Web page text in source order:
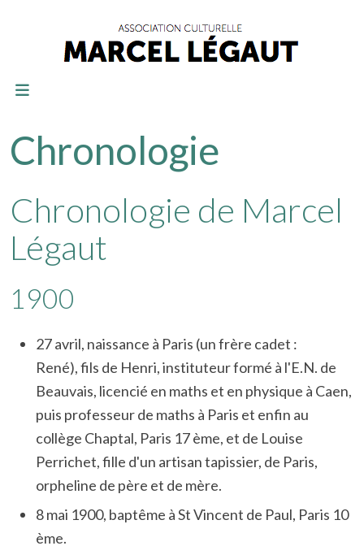
Chronologie
Chronologie de Marcel
Légaut
1900
27 avril, naissance à Paris (un frère cadet :
René), fils de Henri, instituteur formé à l'E.N. de
Beauvais, licencié en maths et en physique à Caen,
puis professeur de maths à Paris et enfin au
collège Chaptal, Paris 17 ème, et de Louise
Perrichet, fille d'un artisan tapissier, de Paris,
orpheline de père et de mère.
8 mai 1900, baptême à St Vincent de Paul, Paris 10
ème.